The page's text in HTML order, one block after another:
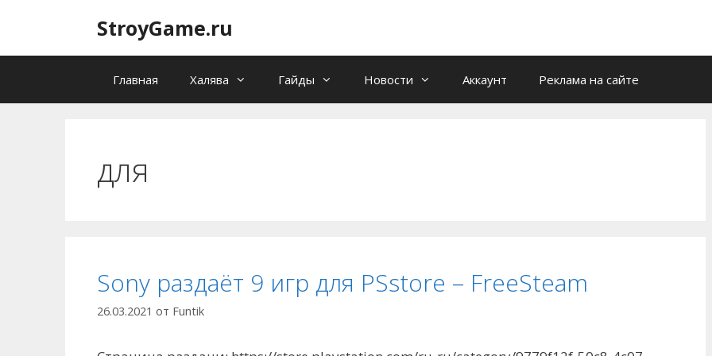
StroyGame.ru
Главная Халява Гайды Новости Аккаунт Реклама на сайте
для
Sony раздаёт 9 игр для PSstore – FreeSteam
26.03.2021 от Funtik